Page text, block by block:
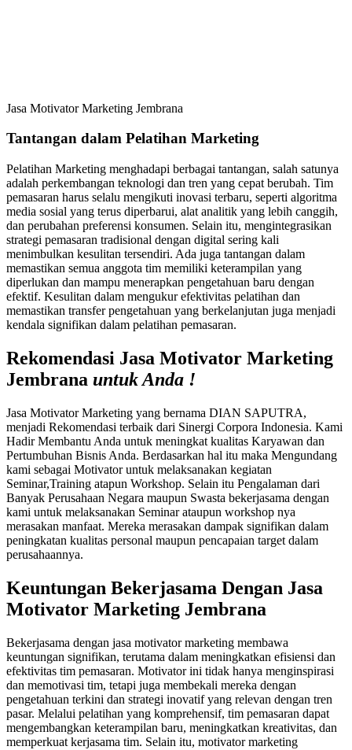
Jasa Motivator Marketing Jembrana
Tantangan dalam Pelatihan Marketing
Pelatihan Marketing menghadapi berbagai tantangan, salah satunya
adalah perkembangan teknologi dan tren yang cepat berubah. Tim
pemasaran harus selalu mengikuti inovasi terbaru, seperti algoritma
media sosial yang terus diperbarui, alat analitik yang lebih canggih,
dan perubahan preferensi konsumen. Selain itu, mengintegrasikan
strategi pemasaran tradisional dengan digital sering kali
menimbulkan kesulitan tersendiri. Ada juga tantangan dalam
memastikan semua anggota tim memiliki keterampilan yang
diperlukan dan mampu menerapkan pengetahuan baru dengan
efektif. Kesulitan dalam mengukur efektivitas pelatihan dan
memastikan transfer pengetahuan yang berkelanjutan juga menjadi
kendala signifikan dalam pelatihan pemasaran.
Rekomendasi Jasa Motivator Marketing
Jembrana untuk Anda !
Jasa Motivator Marketing yang bernama DIAN SAPUTRA,
menjadi Rekomendasi terbaik dari Sinergi Corpora Indonesia. Kami
Hadir Membantu Anda untuk meningkat kualitas Karyawan dan
Pertumbuhan Bisnis Anda. Berdasarkan hal itu maka Mengundang
kami sebagai Motivator untuk melaksanakan kegiatan
Seminar,Training atapun Workshop. Selain itu Pengalaman dari
Banyak Perusahaan Negara maupun Swasta bekerjasama dengan
kami untuk melaksanakan Seminar ataupun workshop nya
merasakan manfaat. Mereka merasakan dampak signifikan dalam
peningkatan kualitas personal maupun pencapaian target dalam
perusahaannya.
Keuntungan Bekerjasama Dengan Jasa
Motivator Marketing Jembrana
Bekerjasama dengan jasa motivator marketing membawa
keuntungan signifikan, terutama dalam meningkatkan efisiensi dan
efektivitas tim pemasaran. Motivator ini tidak hanya menginspirasi
dan memotivasi tim, tetapi juga membekali mereka dengan
pengetahuan terkini dan strategi inovatif yang relevan dengan tren
pasar. Melalui pelatihan yang komprehensif, tim pemasaran dapat
mengembangkan keterampilan baru, meningkatkan kreativitas, dan
memperkuat kerjasama tim. Selain itu, motivator marketing